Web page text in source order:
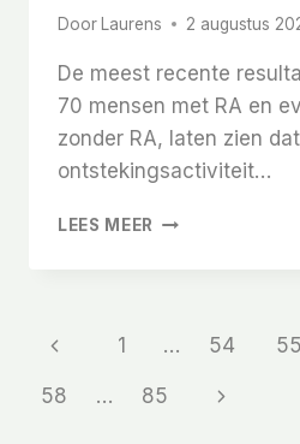
Door Laurens 2 augustus
De meest recente
70 mensen met RA en
zonder RA, laten zien
ontstekingsactiviteit…
LEES MEER ONTSTEKING
PROBLEMEN
Paginanavigatie
Vorige
pagina
1 … 54 55
58 … 85
Volgende